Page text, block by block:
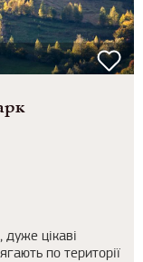
цікаві
по території